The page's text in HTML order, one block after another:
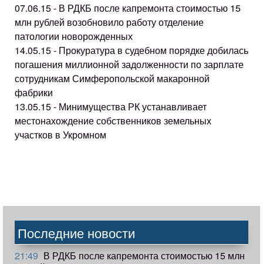
07.06.15 - В РДКБ после капремонта стоимостью 15
млн рублей возобновило работу отделение
патологии новорожденных
14.05.15 - Прокуратура в судебном порядке добилась
погашения миллионной задолженности по зарплате
сотрудникам Симферопольской макаронной
фабрики
13.05.15 - Минимущества РК устанавливает
местонахождение собственников земельных
участков в Укромном
Последние новости
21:49 В РДКБ после капремонта стоимостью 15 млн